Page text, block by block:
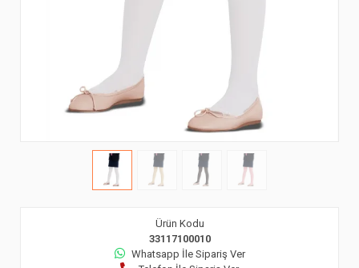
Ürün Kodu
33117100010
Whatsapp İle Sipariş Ver